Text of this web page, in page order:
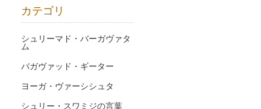
カテゴリ
シュリーマド・バーガヴァタ
ム
バガヴァッド・ギーター
ヨーガ・ヴァーシシュタ
シュリー・スワミジの言葉